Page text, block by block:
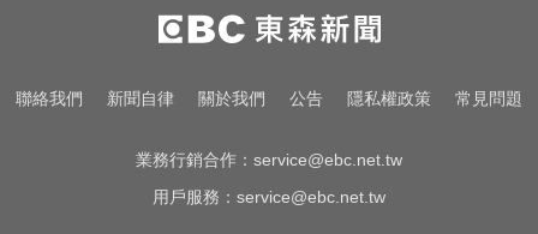
颱風假攻防！ 蔣不放假 沈嗆：公開
透明、標準一致
緊守共軍攻台北潛在路線！ 憲兵颱
聯絡我們 新聞自律 關於我們 公告 隱私權政策 常見問題
業務行銷合作： service@ebc.net.tw
用戶服務： service@ebc.net.tw